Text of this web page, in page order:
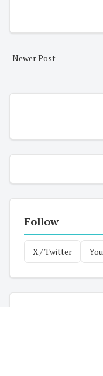
Newer Post
Follow
X / Twitter